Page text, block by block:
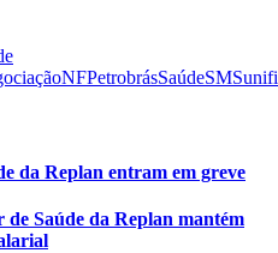
NFPetrobrásSaúdeSMS
da Replan entram em greve
de Saúde da Replan mantém